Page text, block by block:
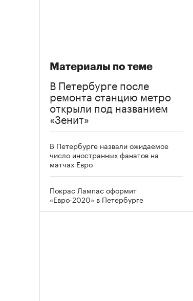
Материалы по теме
В Петербурге после
ремонта станцию метро
открыли под названием
«Зенит»
В Петербурге назвали ожидаемое
число иностранных фанатов на
матчах Евро
Покрас Лампас оформит
«Евро-2020» в Петербурге